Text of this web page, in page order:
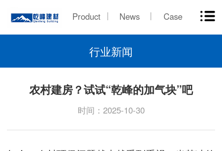
Product News Case
行业新闻
农村建房？试试“乾峰的加气块”吧
时间：2025-10-30